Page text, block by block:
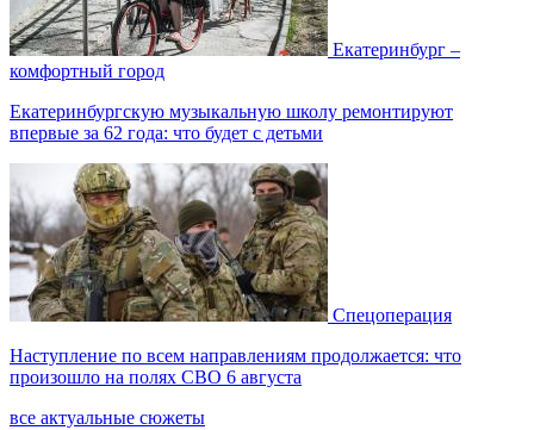
Екатеринбург –
комфортный город
Екатеринбургскую музыкальную школу ремонтируют
впервые за 62 года: что будет с детьми
Спецоперация
Наступление по всем направлениям продолжается: что
произошло на полях СВО 6 августа
все актуальные сюжеты